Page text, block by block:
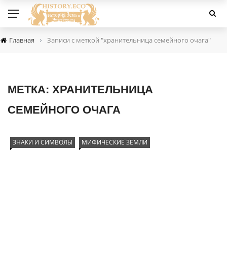
Главная › Записи с меткой "хранительница семейного очага"
МЕТКА: ХРАНИТЕЛЬНИЦА
СЕМЕЙНОГО ОЧАГА
ЗНАКИ И СИМВОЛЫ МИФИЧЕСКИЕ ЗЕМЛИ